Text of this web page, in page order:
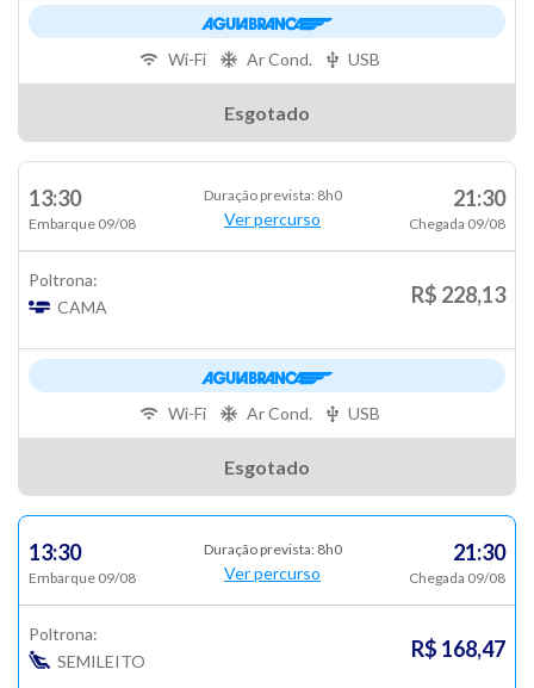
Esgotado
Wi-Fi Ar Cond. USB
13:30
Embarque 09/08
Duração prevista: 8h0
Ver percurso
21:30
Chegada 09/08
Poltrona:
CAMA
R$ 228,13
Esgotado
Wi-Fi Ar Cond. USB
13:30
Embarque 09/08
Duração prevista: 8h0
Ver percurso
21:30
Chegada 09/08
Poltrona:
SEMILEITO
R$ 168,47